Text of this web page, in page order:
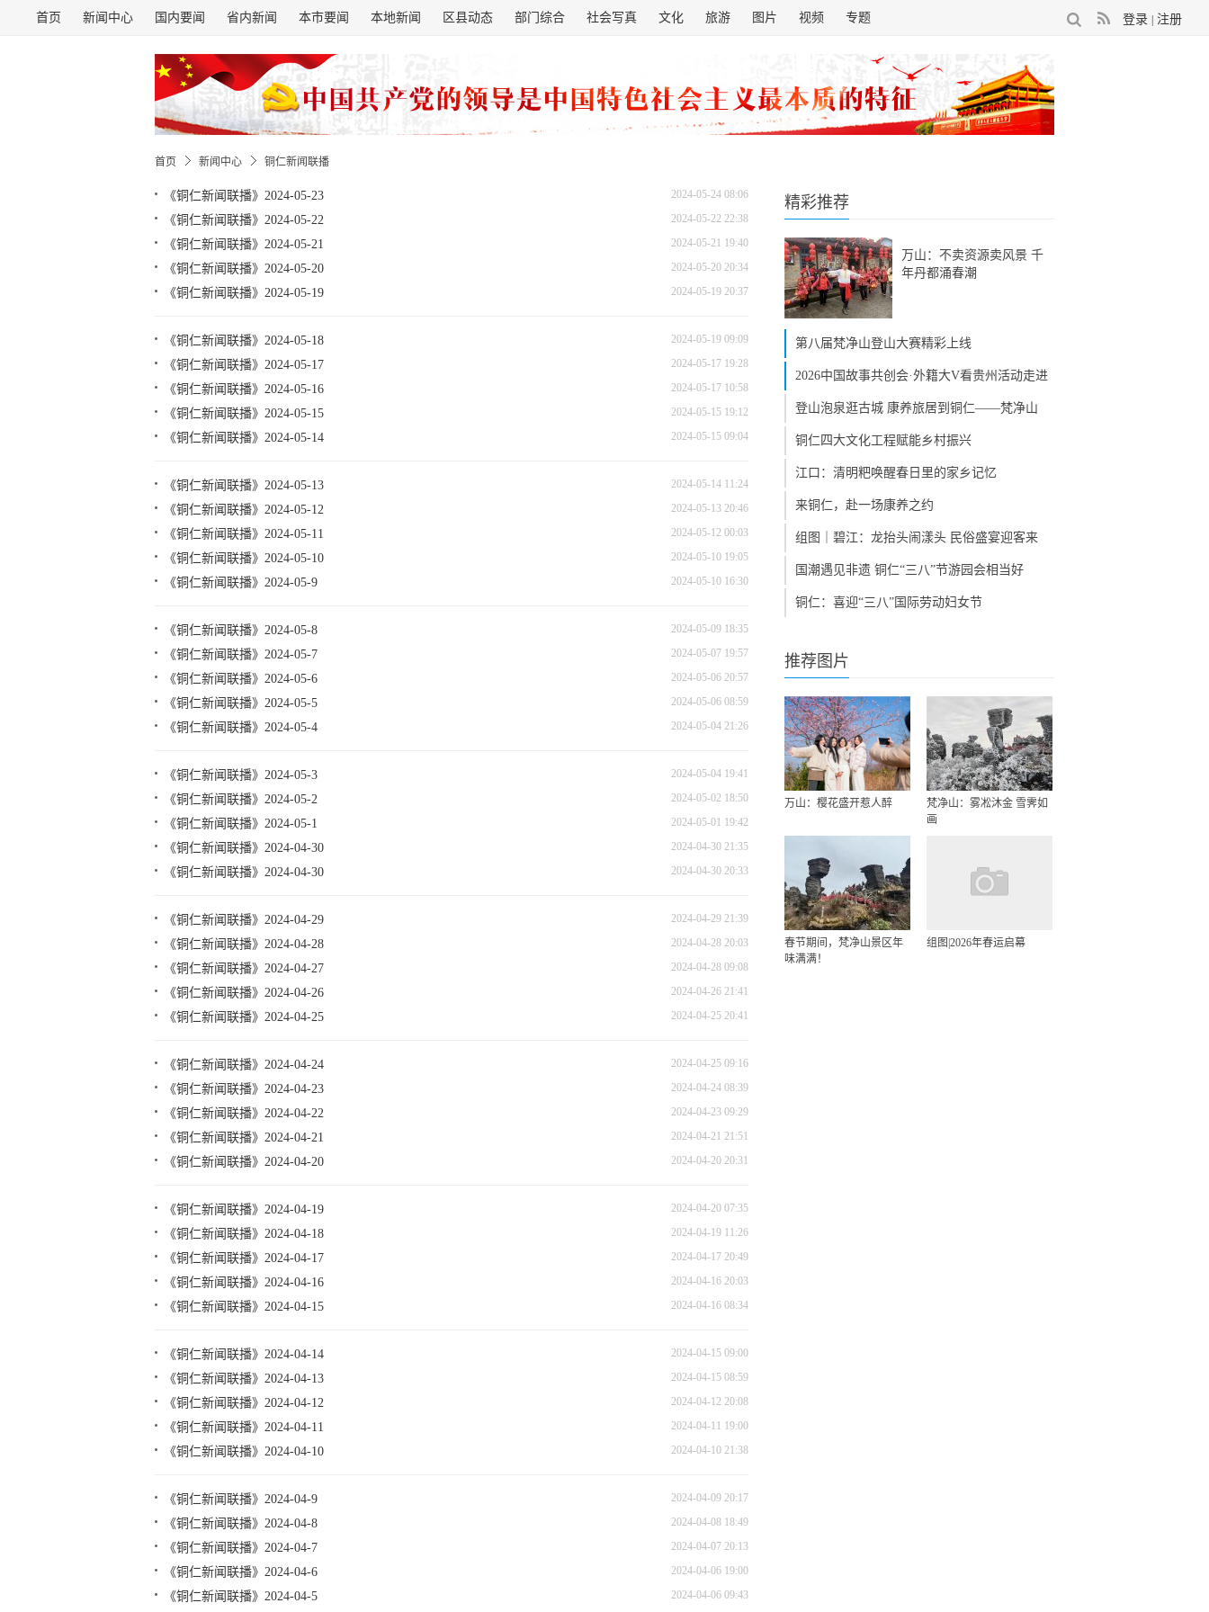
登录 注册
首页 新闻中心 国内要闻 省内新闻 本市要闻 本地新闻 区县动态 部门综合 社会写真 文化 旅游 图片 视频 专题
首页 新闻中心 铜仁新闻联播
《铜仁新闻联播》2024-05-23 2024-05-24 08:06
《铜仁新闻联播》2024-05-22 2024-05-22 22:38
《铜仁新闻联播》2024-05-21 2024-05-21 19:40
《铜仁新闻联播》2024-05-20 2024-05-20 20:34
《铜仁新闻联播》2024-05-19 2024-05-19 20:37
《铜仁新闻联播》2024-05-18 2024-05-19 09:09
《铜仁新闻联播》2024-05-17 2024-05-17 19:28
《铜仁新闻联播》2024-05-16 2024-05-17 10:58
《铜仁新闻联播》2024-05-15 2024-05-15 19:12
《铜仁新闻联播》2024-05-14 2024-05-15 09:04
《铜仁新闻联播》2024-05-13 2024-05-14 11:24
《铜仁新闻联播》2024-05-12 2024-05-13 20:46
《铜仁新闻联播》2024-05-11 2024-05-12 00:03
《铜仁新闻联播》2024-05-10 2024-05-10 19:05
《铜仁新闻联播》2024-05-9 2024-05-10 16:30
《铜仁新闻联播》2024-05-8 2024-05-09 18:35
《铜仁新闻联播》2024-05-7 2024-05-07 19:57
《铜仁新闻联播》2024-05-6 2024-05-06 20:57
《铜仁新闻联播》2024-05-5 2024-05-06 08:59
《铜仁新闻联播》2024-05-4 2024-05-04 21:26
《铜仁新闻联播》2024-05-3 2024-05-04 19:41
《铜仁新闻联播》2024-05-2 2024-05-02 18:50
《铜仁新闻联播》2024-05-1 2024-05-01 19:42
《铜仁新闻联播》2024-04-30 2024-04-30 21:35
《铜仁新闻联播》2024-04-30 2024-04-30 20:33
《铜仁新闻联播》2024-04-29 2024-04-29 21:39
《铜仁新闻联播》2024-04-28 2024-04-28 20:03
《铜仁新闻联播》2024-04-27 2024-04-28 09:08
《铜仁新闻联播》2024-04-26 2024-04-26 21:41
《铜仁新闻联播》2024-04-25 2024-04-25 20:41
《铜仁新闻联播》2024-04-24 2024-04-25 09:16
《铜仁新闻联播》2024-04-23 2024-04-24 08:39
《铜仁新闻联播》2024-04-22 2024-04-23 09:29
《铜仁新闻联播》2024-04-21 2024-04-21 21:51
《铜仁新闻联播》2024-04-20 2024-04-20 20:31
《铜仁新闻联播》2024-04-19 2024-04-20 07:35
《铜仁新闻联播》2024-04-18 2024-04-19 11:26
《铜仁新闻联播》2024-04-17 2024-04-17 20:49
《铜仁新闻联播》2024-04-16 2024-04-16 20:03
《铜仁新闻联播》2024-04-15 2024-04-16 08:34
《铜仁新闻联播》2024-04-14 2024-04-15 09:00
《铜仁新闻联播》2024-04-13 2024-04-15 08:59
《铜仁新闻联播》2024-04-12 2024-04-12 20:08
《铜仁新闻联播》2024-04-11 2024-04-11 19:00
《铜仁新闻联播》2024-04-10 2024-04-10 21:38
《铜仁新闻联播》2024-04-9 2024-04-09 20:17
《铜仁新闻联播》2024-04-8 2024-04-08 18:49
《铜仁新闻联播》2024-04-7 2024-04-07 20:13
《铜仁新闻联播》2024-04-6 2024-04-06 19:00
《铜仁新闻联播》2024-04-5 2024-04-06 09:43
精彩推荐
万山：不卖资源卖风景 千
年丹都涌春潮
第八届梵净山登山大赛精彩上线
2026中国故事共创会·外籍大V看贵州活动走进
登山泡泉逛古城 康养旅居到铜仁——梵净山
铜仁四大文化工程赋能乡村振兴
江口：清明粑唤醒春日里的家乡记忆
来铜仁，赴一场康养之约
组图｜碧江：龙抬头闹漾头 民俗盛宴迎客来
国潮遇见非遗 铜仁“三八”节游园会相当好
铜仁：喜迎“三八”国际劳动妇女节
推荐图片
万山：樱花盛开惹人醉
梵净山：雾凇沐金 雪霁如
画
春节期间，梵净山景区年
味满满！
组图|2026年春运启幕